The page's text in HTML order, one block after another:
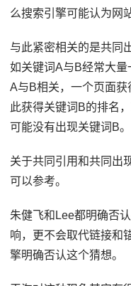
么搜索引擎可能认为网
与此紧密相关的是共同
如关键词A与B经常大
A与B相关，一个页面
此获得关键词B的排名
可能没有出现关键词B。
关于共同引用和共同出
可以参考。
朱健飞和Lee都明确否
响，更不会取代链接和
擎明确否认这个猜想。